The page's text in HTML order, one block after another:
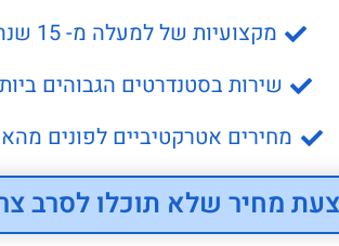
מקצועיות של למעלה מ- 15 שנה.
שירות בסטנדרטים הגבוהים
מחירים אטרקטיביים לפונים
מחיר שלא תוכלו לסרב